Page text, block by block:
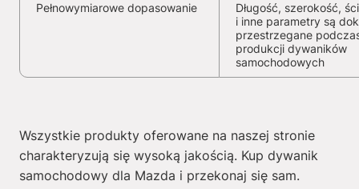
Pełnowymiarowe dopasowanie
Długość, szerokość,
i inne parametry są
przestrzegane
produkcji dywaników
samochodowych
Wszystkie produkty oferowane na naszej stronie
charakteryzują się wysoką jakością. Kup dywanik
samochodowy dla Mazda i przekonaj się sam.